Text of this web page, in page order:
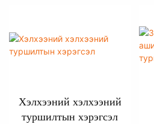
Хэлхээний хэлхээний
туршилтын хэрэгсэл